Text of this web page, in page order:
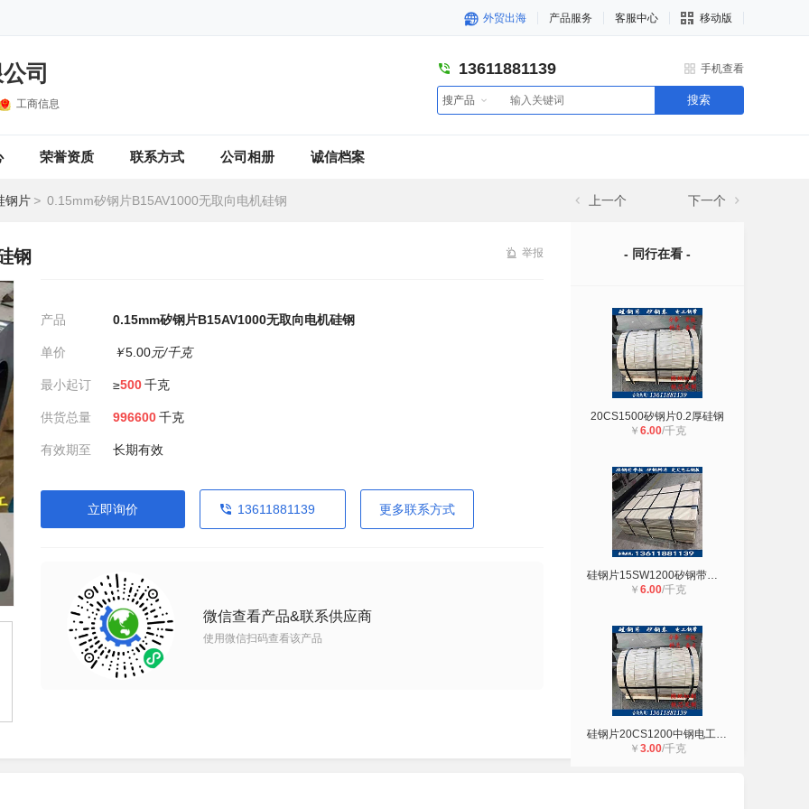
外贸出海 产品服务 客服中心 移动版
司
工商信息
13611881139 手机查看
搜产品 搜索
荣誉资质 联系方式 公司相册 诚信档案
钢片 > 0.15mm矽钢片B15AV1000无取向电机硅钢 上一个 下一个
钢 举报
产品 0.15mm矽钢片B15AV1000无取向电机硅钢
单价 ￥5.00元/千克
最小起订 ≥500千克
供货总量 996600千克
有效期至 长期有效
立即询价 13611881139 更多联系方式
微信查看产品&联系供应商
使用微信扫码查看该产品
- 同行在看 -
20CS1500矽钢片0.2厚硅钢
￥ 6.00/千克
硅钢片15SW1200矽钢带铁芯定转子电工
￥ 6.00/千克
硅钢片20CS1200中钢电工钢0.2高导磁
￥ 3.00/千克